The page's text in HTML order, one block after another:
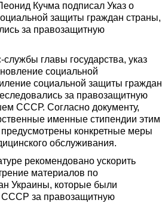
Кучма подписал Указ о
защиты граждан страны,
за правозащитную
главы государства, указ
социальной
социальной защиты граждан
за правозащитную
СССР. Согласно документу,
именные стипендии этим
предусмотрены конкретные меры
обслуживания.
рекомендовано ускорить
материалов по
Украины, которые были
за правозащитную